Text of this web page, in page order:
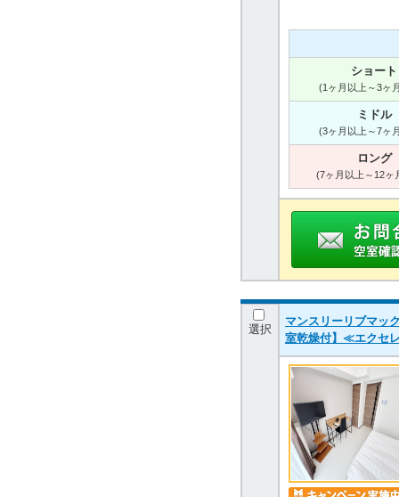
ショート
(1ヶ月以上～3ヶ
ミドル
(3ヶ月以上～7ヶ
ロング
(7ヶ月以上～12ヶ
選択
マンスリーリブマッ
室乾燥付】≪エクセ